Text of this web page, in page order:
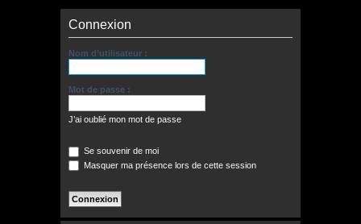
Connexion
Nom d’utilisateur :
Mot de passe :
J’ai oublié mon mot de passe
Se souvenir de moi
Masquer ma présence lors de cette session